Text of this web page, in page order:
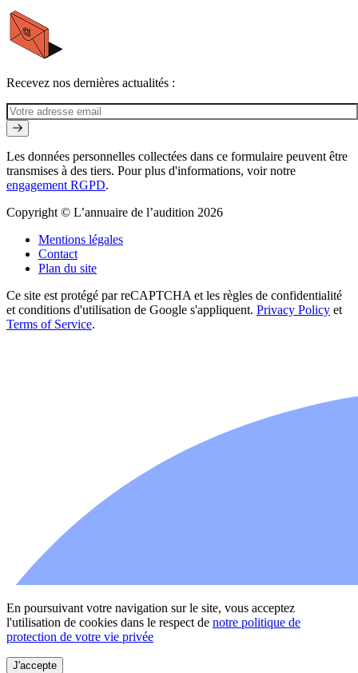
Recevez nos dernières actualités :
Les données personnelles collectées dans ce formulaire peuvent être
transmises à des tiers. Pour plus d'informations, voir notre
engagement RGPD.
Copyright © L’annuaire de l’audition 2026
Mentions légales
Contact
Plan du site
Ce site est protégé par reCAPTCHA et les règles de confidentialité
et conditions d'utilisation de Google s'appliquent. Privacy Policy et
Terms of Service.
En poursuivant votre navigation sur le site, vous acceptez
l'utilisation de cookies dans le respect de notre politique de
protection de votre vie privée
J'accepte